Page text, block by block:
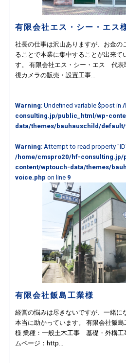
有限会社エス・シー・エス
社長の仕事は沢山ありますが、お金の
ることで本業に集中することが出来て
す。 有限会社エス・シー・エス 代
視カメラの販売・設置工事...
Warning: Undefined variable $post in /
consulting.jp/public_html/wp-
data/themes/bauhauschild/
Warning: Attempt to read property
/home/cmspro20/hf-consulting.jp/
content/wptouch-data/themes/
voice.php on line 9
有限会社飯島工業様
経営の悩みは尽きないですが、一緒に
本当に助かっています。 有限会社飯
様 業種：一般土木工事 基礎・外構
ムページ：http...